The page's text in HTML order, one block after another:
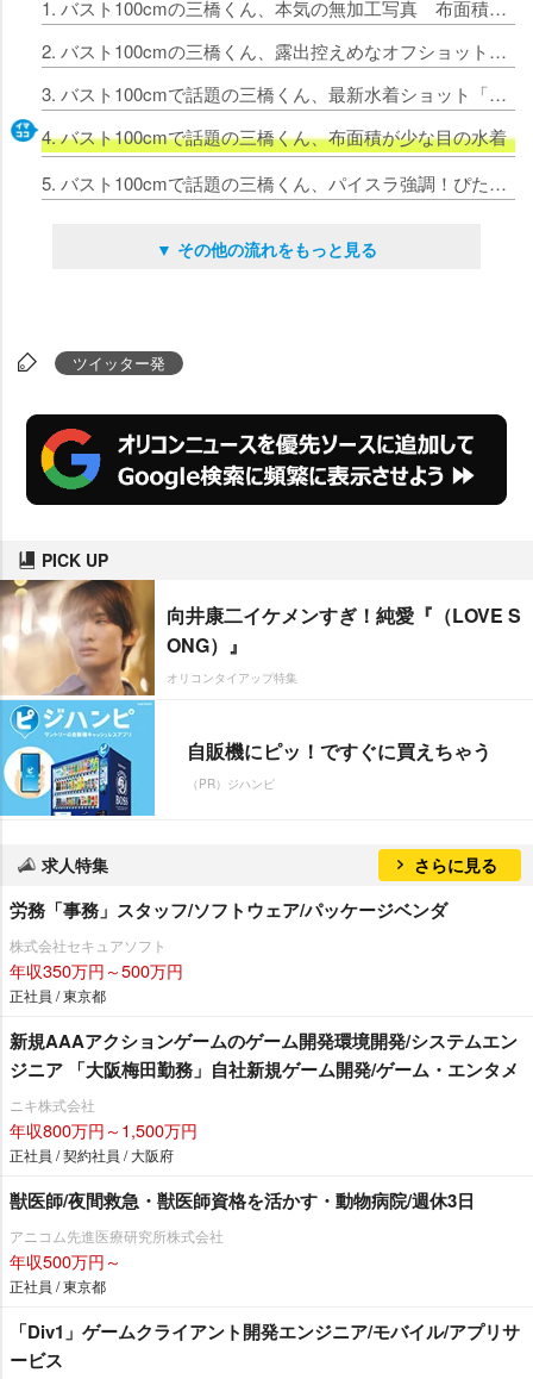
1. バスト100cmの三橋くん、本気の無加工写真 布面積が少な目の水着ショット「どうですか？」
2. バスト100cmの三橋くん、露出控えめなオフショットに大反響「噂のショート巨乳ちゃん」
3. バスト100cmで話題の三橋くん、最新水着ショット「ショート×巨乳は最強でしょ？」
4. バスト100cmで話題の三橋くん、布面積が少な目の水着
5. バスト100cmで話題の三橋くん、パイスラ強調！ぴたぴた服のオフショットに大反響「いいπ」「反則級」
▼ その他の流れをもっと見る
ツイッター発
PICK UP
向井康二イケメンすぎ！純愛『（LOVE S
ONG）』
オリコンタイアップ特集
自販機にピッ！ですぐに買えちゃう
（PR）ジハンピ
求人特集 さらに見る
労務「事務」スタッフ/ソフトウェア/パッケージベンダ
株式会社セキュアソフト
年収350万円～500万円
正社員 / 東京都
新規AAAアクションゲームのゲーム開発環境開発/システムエン
ジニア 「大阪梅田勤務」自社新規ゲーム開発/ゲーム・エンタメ
ニキ株式会社
年収800万円～1,500万円
正社員 / 契約社員 / 大阪府
獣医師/夜間救急・獣医師資格を活かす・動物病院/週休3日
アニコム先進医療研究所株式会社
年収500万円～
正社員 / 東京都
「Div1」ゲームクライアント開発エンジニア/モバイル/アプリサ
ービス